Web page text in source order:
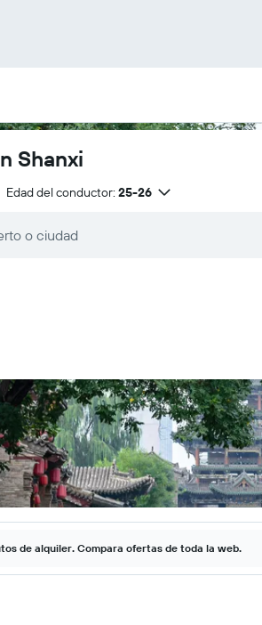
Shanxi
Edad del conductor: 25-26
de alquiler. Compara ofertas de toda la web.